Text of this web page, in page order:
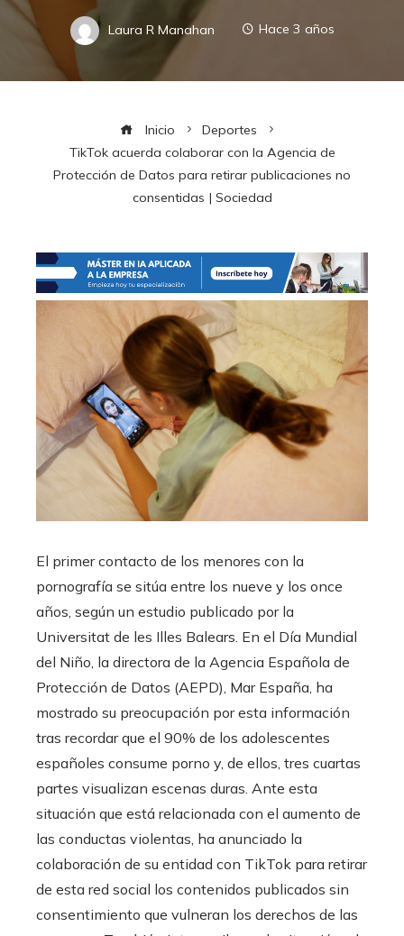
Laura R Manahan Hace 3 años
Inicio
Deportes
TikTok acuerda colaborar con la Agencia de
Protección de Datos para retirar publicaciones no
consentidas | Sociedad
El primer contacto de los menores con la
pornografía se sitúa entre los nueve y los once
años, según un estudio publicado por la
Universitat de les Illes Balears. En el Día Mundial
del Niño, la directora de la Agencia Española de
Protección de Datos (AEPD), Mar España, ha
mostrado su preocupación por esta información
tras recordar que el 90% de los adolescentes
españoles consume porno y, de ellos, tres cuartas
partes visualizan escenas duras. Ante esta
situación que está relacionada con el aumento de
las conductas violentas, ha anunciado la
colaboración de su entidad con TikTok para retirar
de esta red social los contenidos publicados sin
consentimiento que vulneran los derechos de las